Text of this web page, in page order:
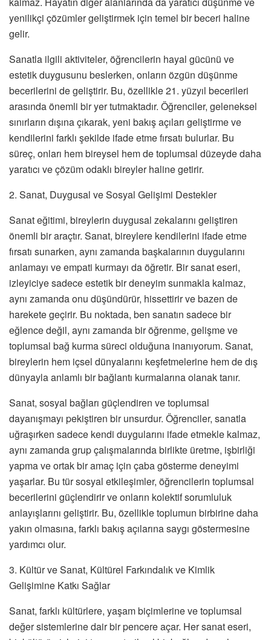
yenilikçi çözümler geliştirmek için temel bir beceri haline
gelir.
Sanatla ilgili aktiviteler, öğrencilerin hayal gücünü ve
estetik duygusunu beslerken, onların özgün düşünme
becerilerini de geliştirir. Bu, özellikle 21. yüzyıl becerileri
arasında önemli bir yer tutmaktadır. Öğrenciler, geleneksel
sınırların dışına çıkarak, yeni bakış açıları geliştirme ve
kendilerini farklı şekilde ifade etme fırsatı bulurlar. Bu
süreç, onları hem bireysel hem de toplumsal düzeyde daha
yaratıcı ve çözüm odaklı bireyler haline getirir.
2. Sanat, Duygusal ve Sosyal Gelişimi Destekler
Sanat eğitimi, bireylerin duygusal zekalarını geliştiren
önemli bir araçtır. Sanat, bireylere kendilerini ifade etme
fırsatı sunarken, aynı zamanda başkalarının duygularını
anlamayı ve empati kurmayı da öğretir. Bir sanat eseri,
izleyiciye sadece estetik bir deneyim sunmakla kalmaz,
aynı zamanda onu düşündürür, hissettirir ve bazen de
harekete geçirir. Bu noktada, ben sanatın sadece bir
eğlence değil, aynı zamanda bir öğrenme, gelişme ve
toplumsal bağ kurma süreci olduğuna inanıyorum. Sanat,
bireylerin hem içsel dünyalarını keşfetmelerine hem de dış
dünyayla anlamlı bir bağlantı kurmalarına olanak tanır.
Sanat, sosyal bağları güçlendiren ve toplumsal
dayanışmayı pekiştiren bir unsurdur. Öğrenciler, sanatla
uğraşırken sadece kendi duygularını ifade etmekle kalmaz,
aynı zamanda grup çalışmalarında birlikte üretme, işbirliği
yapma ve ortak bir amaç için çaba gösterme deneyimi
yaşarlar. Bu tür sosyal etkileşimler, öğrencilerin toplumsal
becerilerini güçlendirir ve onların kolektif sorumluluk
anlayışlarını geliştirir. Bu, özellikle toplumun birbirine daha
yakın olmasına, farklı bakış açılarına saygı göstermesine
yardımcı olur.
3. Kültür ve Sanat, Kültürel Farkındalık ve Kimlik
Gelişimine Katkı Sağlar
Sanat, farklı kültürlere, yaşam biçimlerine ve toplumsal
değer sistemlerine dair bir pencere açar. Her sanat eseri,